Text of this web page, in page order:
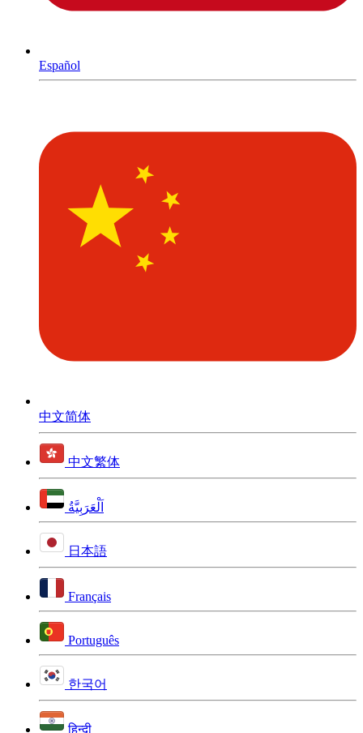
Español
中文简体
中文繁体
اَلْعَرَبِيَّةُ
日本語
Français
Português
한국어
हिन्दी